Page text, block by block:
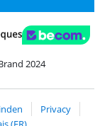
2024
Privacy